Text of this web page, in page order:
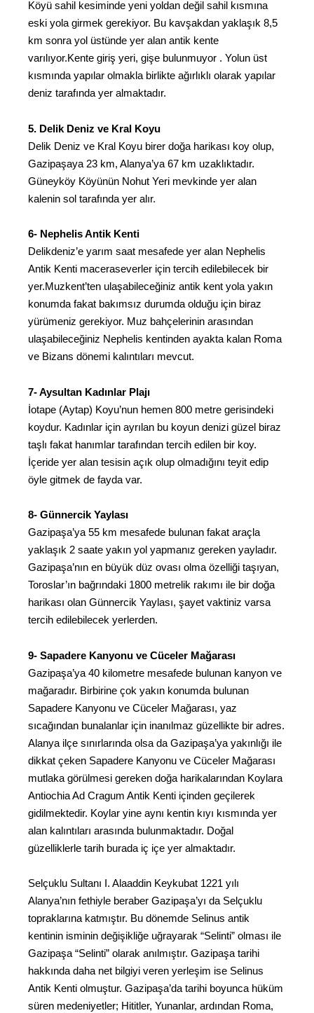
Köyü sahil kesiminde yeni yoldan değil sahil kısmına
eski yola girmek gerekiyor. Bu kavşakdan yaklaşık 8,5
km sonra yol üstünde yer alan antik kente
varılıyor.Kente giriş yeri, gişe bulunmuyor . Yolun üst
kısmında yapılar olmakla birlikte ağırlıklı olarak yapılar
deniz tarafında yer almaktadır.
5. Delik Deniz ve Kral Koyu
Delik Deniz ve Kral Koyu birer doğa harikası koy olup,
Gazipaşaya 23 km, Alanya’ya 67 km uzaklıktadır.
Güneyköy Köyünün Nohut Yeri mevkinde yer alan
kalenin sol tarafında yer alır.
6- Nephelis Antik Kenti
Delikdeniz’e yarım saat mesafede yer alan Nephelis
Antik Kenti maceraseverler için tercih edilebilecek bir
yer.Muzkent’ten ulaşabileceğiniz antik kent yola yakın
konumda fakat bakımsız durumda olduğu için biraz
yürümeniz gerekiyor. Muz bahçelerinin arasından
ulaşabileceğiniz Nephelis kentinden ayakta kalan Roma
ve Bizans dönemi kalıntıları mevcut.
7- Aysultan Kadınlar Plajı
İotape (Aytap) Koyu’nun hemen 800 metre gerisindeki
koydur. Kadınlar için ayrılan bu koyun denizi güzel biraz
taşlı fakat hanımlar tarafından tercih edilen bir koy.
İçeride yer alan tesisin açık olup olmadığını teyit edip
öyle gitmek de fayda var.
8- Günnercik Yaylası
Gazipaşa’ya 55 km mesafede bulunan fakat araçla
yaklaşık 2 saate yakın yol yapmanız gereken yayladır.
Gazipaşa’nın en büyük düz ovası olma özelliği taşıyan,
Toroslar’ın bağrındaki 1800 metrelik rakımı ile bir doğa
harikası olan Günnercik Yaylası, şayet vaktiniz varsa
tercih edilebilecek yerlerden.
9- Sapadere Kanyonu ve Cüceler Mağarası
Gazipaşa’ya 40 kilometre mesafede bulunan kanyon ve
mağaradır. Birbirine çok yakın konumda bulunan
Sapadere Kanyonu ve Cüceler Mağarası, yaz
sıcağından bunalanlar için inanılmaz güzellikte bir adres.
Alanya ilçe sınırlarında olsa da Gazipaşa’ya yakınlığı ile
dikkat çeken Sapadere Kanyonu ve Cüceler Mağarası
mutlaka görülmesi gereken doğa harikalarından Koylara
Antiochia Ad Cragum Antik Kenti içinden geçilerek
gidilmektedir. Koylar yine aynı kentin kıyı kısmında yer
alan kalıntıları arasında bulunmaktadır. Doğal
güzelliklerle tarih burada iç içe yer almaktadır.
Selçuklu Sultanı I. Alaaddin Keykubat 1221 yılı
Alanya’nın fethiyle beraber Gazipaşa’yı da Selçuklu
topraklarına katmıştır. Bu dönemde Selinus antik
kentinin isminin değişikliğe uğrayarak “Selinti” olması ile
Gazipaşa “Selinti” olarak anılmıştır. Gazipaşa tarihi
hakkında daha net bilgiyi veren yerleşim ise Selinus
Antik Kenti olmuştur. Gazipaşa’da tarihi boyunca hüküm
süren medeniyetler; Hititler, Yunanlar, ardından Roma,